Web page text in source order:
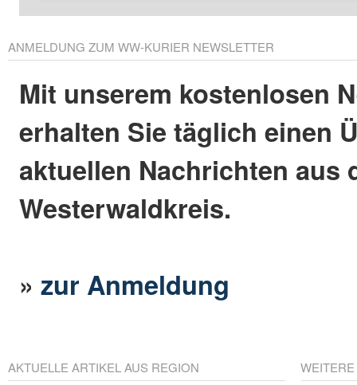
ANMELDUNG ZUM WW-KURIER NEWSLETTER
Mit unserem kostenlosen
erhalten Sie täglich einen
aktuellen Nachrichten aus
Westerwaldkreis.
»zur Anmeldung
AKTUELLE ARTIKEL AUS REGION